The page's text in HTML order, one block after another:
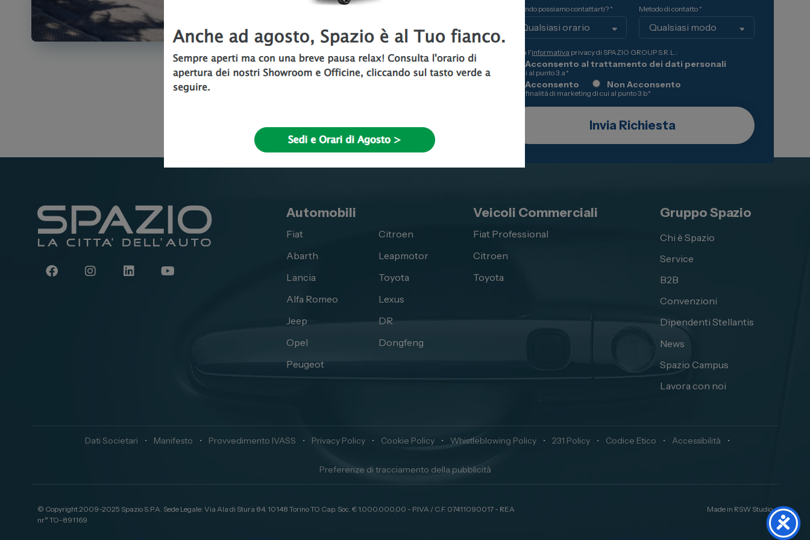
☀️ Chiusi tutte le domeniche di luglio e
Quando possiamo contattarti? * Metodo di contatto *
Letta l'informativa privacy di SPAZIO GROUP S.R.L.:
Acconsento al trattamento dei dati personali
di cui al punto 3.a*
Acconsento Non Acconsento
alle finalità di marketing di cui al punto 3.b*
Automobili
Fiat
Abarth
Lancia
Alfa Romeo
Jeep
Opel
Peugeot
Citroen
Leapmotor
Toyota
Lexus
DR
Dongfeng
Veicoli Commerciali
Fiat Professional
Citroen
Toyota
Gruppo Spazio
Chi è Spazio
Service
B2B
Convenzioni
Dipendenti Stellantis
News
Spazio Campus
Lavora con noi
Dati Societari • Manifesto • Provvedimento IVASS • Privacy Policy • Cookie Policy • Whistleblowing Policy • 231 Policy • Codice Etico • Accessibilità •
Preferenze di tracciamento della pubblicità
© Copyright 2009-2025 Spazio S.P.A. Sede Legale: Via Ala di Stura 84, 10148 Torino TO Cap. Soc. € 1.000.000,00 - P.IVA / C.F. 07411090017 - REA
nr° TO-891169
Made in RSW Studio